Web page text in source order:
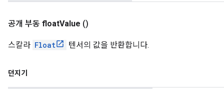
공개 부동 floatValue ()
스칼라 Float 텐서의 값을 반환합니다.
던지기